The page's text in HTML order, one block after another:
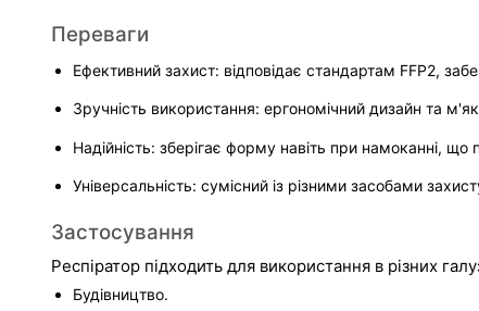
Переваги
Ефективний захист: відповідає стандартам FFP2,
Зручність використання: ергономічний дизайн та
Надійність: зберігає форму навіть при намоканні, що
Універсальність: сумісний із різними засобами
Застосування
Респіратор підходить для використання в різних
Будівництво.